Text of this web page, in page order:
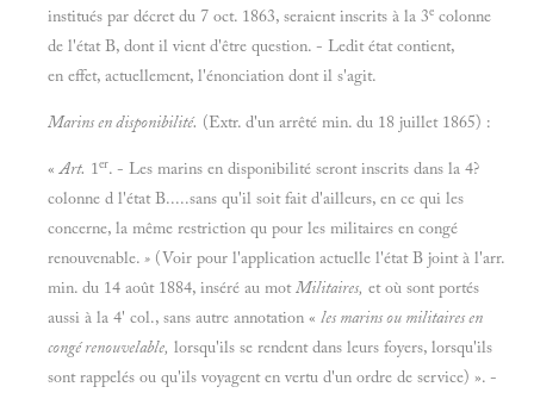
institués par décret du 7 oct. 1863, seraient inscrits à la 3e colonne
de l'état B, dont il vient d'être question. - Ledit état contient,
en effet, actuellement, l'énonciation dont il s'agit.
Marins en disponibilité. (Extr. d'un arrêté min. du 18 juillet 1865) :
«Art. 1er. - Les marins en disponibilité seront inscrits dans la 4?
colonne d l'état B.....sans qu'il soit fait d'ailleurs, en ce qui les
concerne, la même restriction qu pour les militaires en congé
renouvenable. » (Voir pour l'application actuelle l'état B joint à l'arr.
min. du 14 août 1884, inséré au motMilitaires, et où sont portés
aussi à la 4' col., sans autre annotation « les marins ou militaires en
congé renouvelable, lorsqu'ils se rendent dans leurs foyers, lorsqu'ils
sont rappelés ou qu'ils voyagent en vertu d'un ordre de service) ». -